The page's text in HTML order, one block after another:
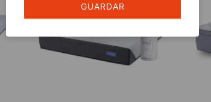
GUARDAR